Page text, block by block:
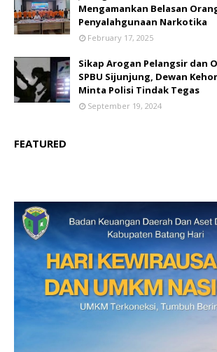
Mengamankan Belasan
Penyalahgunaan Narkotika
February 17, 2025
Sikap Arogan Pelangsir dan
SPBU Sijunjung, Dewan
Minta Polisi Tindak Tegas
September 19, 2024
FEATURED